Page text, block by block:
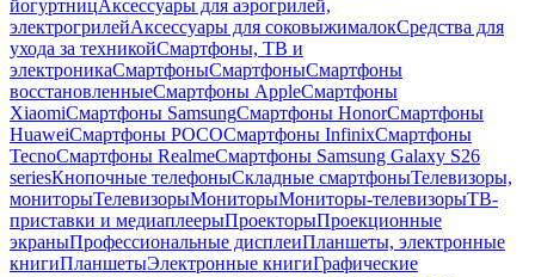
йогуртницАксессуары для аэрогрилей,
электрогрилейАксессуары для соковыжималокСредства для
ухода за техникойСмартфоны, ТВ и
электроникаСмартфоныСмартфоныСмартфоны
восстановленныеСмартфоны AppleСмартфоны
XiaomiСмартфоны SamsungСмартфоны HonorСмартфоны
HuaweiСмартфоны POCOСмартфоны InfinixСмартфоны
TecnoСмартфоны RealmeСмартфоны Samsung Galaxy S26
seriesКнопочные телефоныСкладные смартфоныТелевизоры,
мониторыТелевизорыМониторыМониторы-телевизорыТВ-
приставки и медиаплеерыПроекторыПроекционные
экраныПрофессиональные дисплеиПланшеты, электронные
книгиПланшетыЭлектронные книгиГрафические